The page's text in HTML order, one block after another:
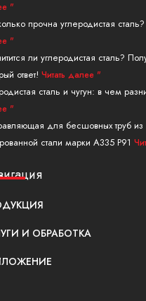
"
прочна углеродистая сталь?
"
ли углеродистая сталь?
ответ! Читать далее "
сталь и чугун: в чем
"
для бесшовных труб из
стали марки A335 P91
И ОБРАБОТКА